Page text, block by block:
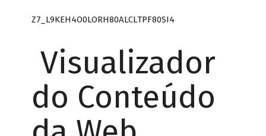
Z7_L9KEH4O0LORH80ALCLTPF80SI4
Visualizador
do Conteúdo